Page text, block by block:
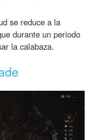
se reduce a la
durante un periodo
la calabaza.